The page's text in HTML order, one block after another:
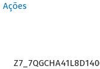
Ações